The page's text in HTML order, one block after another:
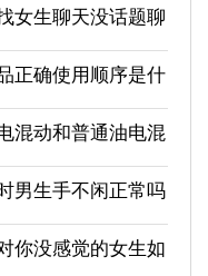
女生聊天没话题聊
正确使用顺序是什
混动和普通油电混
男生手不闲正常吗
你没感觉的女生如